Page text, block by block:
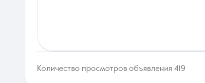
Количество просмотров объявления 419